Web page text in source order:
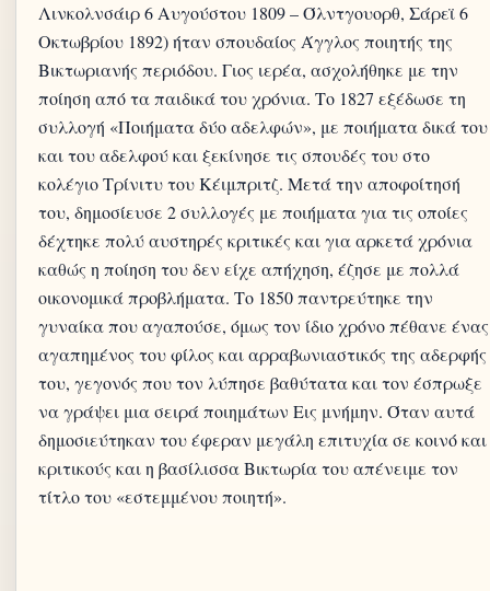
Λινκολνσάιρ 6 Αυγούστου 1809 – Όλντγουορθ, Σάρεϊ 6
Οκτωβρίου 1892) ήταν σπουδαίος Άγγλος ποιητής της
Βικτωριανής περιόδου. Γιος ιερέα, ασχολήθηκε με την
ποίηση από τα παιδικά του χρόνια. Το 1827 εξέδωσε τη
συλλογή «Ποιήματα δύο αδελφών», με ποιήματα δικά του
και του αδελφού και ξεκίνησε τις σπουδές του στο
κολέγιο Τρίνιτυ του Κέιμπριτζ. Μετά την αποφοίτησή
του, δημοσίευσε 2 συλλογές με ποιήματα για τις οποίες
δέχτηκε πολύ αυστηρές κριτικές και για αρκετά χρόνια
καθώς η ποίηση του δεν είχε απήχηση, έζησε με πολλά
οικονομικά προβλήματα. Το 1850 παντρεύτηκε την
γυναίκα που αγαπούσε, όμως τον ίδιο χρόνο πέθανε ένας
αγαπημένος του φίλος και αρραβωνιαστικός της αδερφής
του, γεγονός που τον λύπησε βαθύτατα και τον έσπρωξε
να γράψει μια σειρά ποιημάτων Εις μνήμην. Όταν αυτά
δημοσιεύτηκαν του έφεραν μεγάλη επιτυχία σε κοινό και
κριτικούς και η βασίλισσα Βικτωρία του απένειμε τον
τίτλο του «εστεμμένου ποιητή».